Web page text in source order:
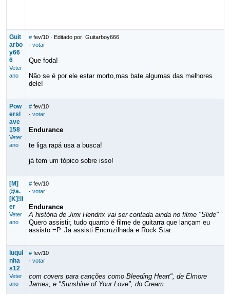
Guit
arbo
y66
6
Veter
ano
# fev/10· Editado por: Guitarboy666
· votar
Que foda!
Não se é por ele estar morto,mas bate algumas das melhores
dele!
Pow
ersl
ave
158
Veter
ano
# fev/10
· votar
Endurance
te liga rapá usa a busca!
já tem um tópico sobre isso!
[M]
@a.
[K]!ll
er
Veter
ano
# fev/10
· votar
Endurance
A história de Jimi Hendrix vai ser contada ainda no filme "Slide"
Quero assistir, tudo quanto é filme de guitarra que lançam eu
assisto =P. Ja assisti Encruzilhada e Rock Star.
luqui
nha
s12
Veter
ano
# fev/10
· votar
com covers para canções como Bleeding Heart", de Elmore
James, e "Sunshine of Your Love", do Cream